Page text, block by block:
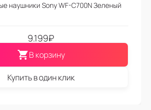
наушники Sony WF-C700N Зеленый
9.199₽
В корзину
Купить в один клик